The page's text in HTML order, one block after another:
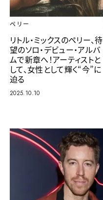
ペリー
リトル・ミックスのペリー、待
望のソロ・デビュー・アルバ
ムで新章へ！アーティストと
して、女性として輝く“今”に
迫る
2025.10.10